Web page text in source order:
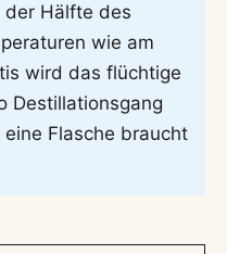
der Hälfte des
wie am
wird das flüchtige
Destillationsgang
Flasche braucht